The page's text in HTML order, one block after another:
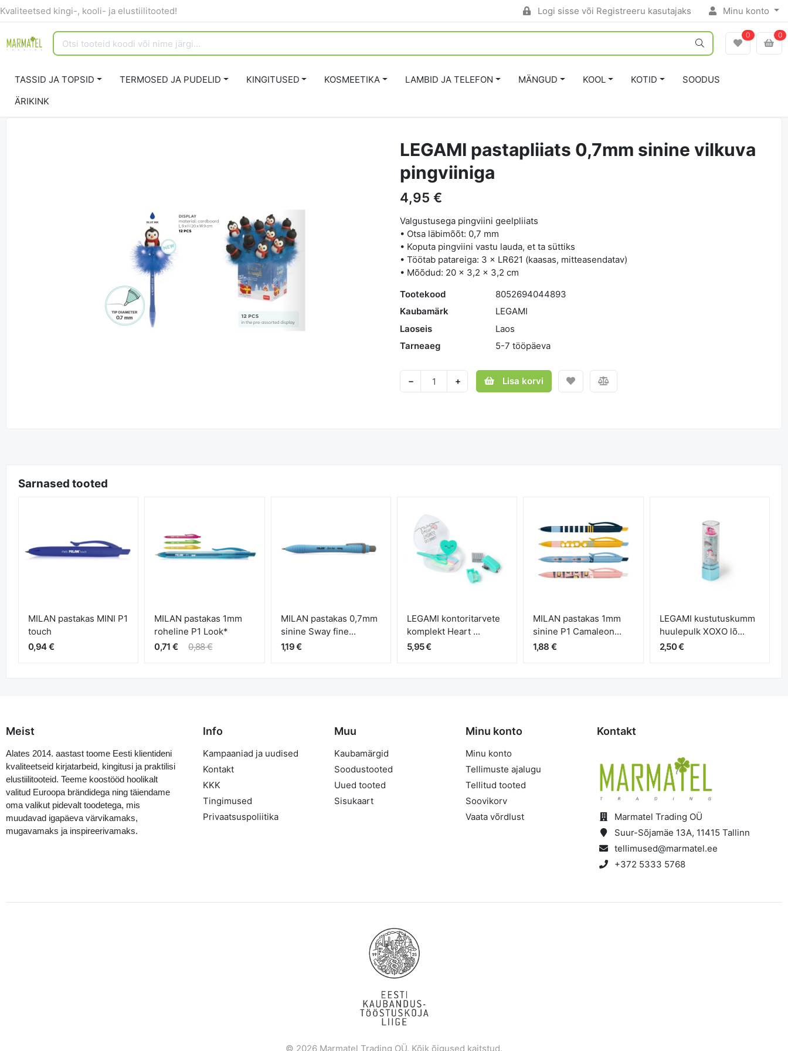
Kvaliteetsed kingi-, kooli- ja elustiilitooted! Logi sisse või Registreeru kasutajaks Minu konto
0 0
TASSID JA TOPSID TERMOSED JA PUDELID KINGITUSED KOSMEETIKA LAMBID JA TELEFON MÄNGUD KOOL KOTID
SOODUS
ÄRIKINK
LEGAMI pastapliiats 0,7mm sinine vilkuva
pingviiniga
4,95 €
Valgustusega pingviini geelpliiats
• Otsa läbimõõt: 0,7 mm
• Koputa pingviini vastu lauda, et ta süttiks
• Töötab patareiga: 3 × LR621 (kaasas, mitteasendatav)
• Mõõdud: 20 × 3,2 × 3,2 cm
Tootekood
8052694044893
Kaubamärk
LEGAMI
Laoseis
Laos
Tarneaeg
5-7 tööpäeva
− + Lisa korvi
Sarnased tooted
MILAN pastakas MINI P1
touch
0,94 €
MILAN pastakas 1mm
roheline P1 Look*
0,71 €
0,88 €
MILAN pastakas 0,7mm
sinine Sway fine...
1,19 €
LEGAMI kontoritarvete
komplekt Heart ...
5,95 €
MILAN pastakas 1mm
sinine P1 Camaleon...
1,88 €
LEGAMI kustutuskumm
huulepulk XOXO lõ...
2,50 €
Meist
Alates 2014. aastast toome Eesti klientideni
kvaliteetseid kirjatarbeid, kingitusi ja praktilisi
elustiilitooteid. Teeme koostööd hoolikalt
valitud Euroopa brändidega ning täiendame
oma valikut pidevalt toodetega, mis
muudavad igapäeva värvikamaks,
mugavamaks ja inspireerivamaks.
Info
Kampaaniad ja uudised
Kontakt
KKK
Tingimused
Privaatsuspoliitika
Muu
Kaubamärgid
Soodustooted
Uued tooted
Sisukaart
Minu konto
Minu konto
Tellimuste ajalugu
Tellitud tooted
Soovikorv
Vaata võrdlust
Kontakt
Marmatel Trading OÜ
Suur-Sõjamäe 13A, 11415 Tallinn
tellimused@marmatel.ee
+372 5333 5768
© 2026 Marmatel Trading OÜ. Kõik õigused kaitstud.